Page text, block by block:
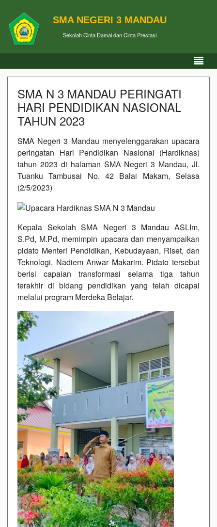
SMA NEGERI 3 MANDAU
Sekolah Cinta Damai dan Cinta Prestasi
SMA N 3 MANDAU PERINGATI
HARI PENDIDIKAN NASIONAL
TAHUN 2023
SMA Negeri 3 Mandau menyelenggarakan upacara
peringatan Hari Pendidikan Nasional (Hardiknas)
tahun 2023 di halaman SMA Negeri 3 Mandau, Jl.
Tuanku Tambusai No. 42 Balai Makam, Selasa
(2/5/2023)
Kepala Sekolah SMA Negeri 3 Mandau ASLIm,
S.Pd, M.Pd, memimpin upacara dan menyampaikan
pidato Menteri Pendidikan, Kebudayaan, Riset, dan
Teknologi, Nadiem Anwar Makarim. Pidato tersebut
berisi capaian transformasi selama tiga tahun
terakhir di bidang pendidikan yang telah dicapai
melalui program Merdeka Belajar.